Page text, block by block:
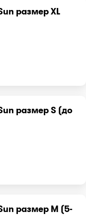
размер XL
размер S (до
размер М (5-